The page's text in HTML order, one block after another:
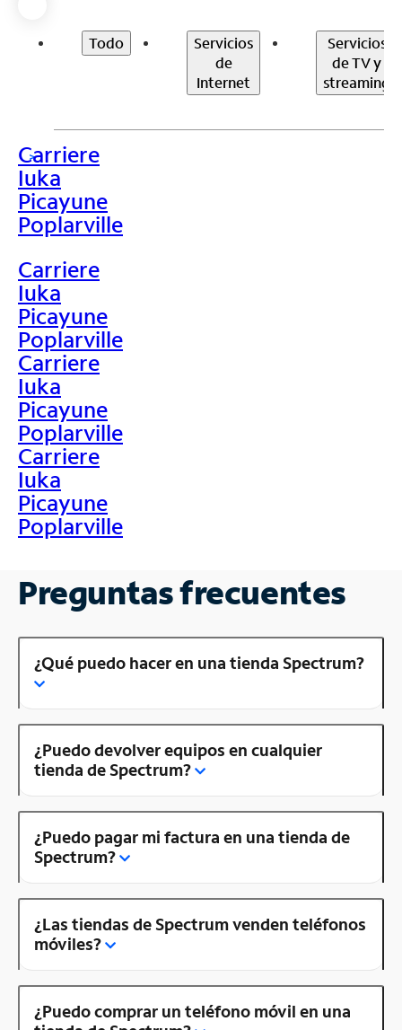
Todo
Servicios
de
Internet
Servicios
de TV y
streaming
>
Carriere
Iuka
Picayune
Poplarville
Carriere
Iuka
Picayune
Poplarville
Carriere
Iuka
Picayune
Poplarville
Carriere
Iuka
Picayune
Poplarville
Preguntas frecuentes
¿Qué puedo hacer en una tienda Spectrum?
¿Puedo devolver equipos en cualquier
tienda de Spectrum?
¿Puedo pagar mi factura en una tienda de
Spectrum?
¿Las tiendas de Spectrum venden teléfonos
móviles?
¿Puedo comprar un teléfono móvil en una